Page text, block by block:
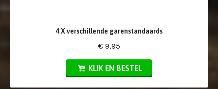
4 X verschillende garenstandaards
€ 9,95
KLIK EN BESTEL